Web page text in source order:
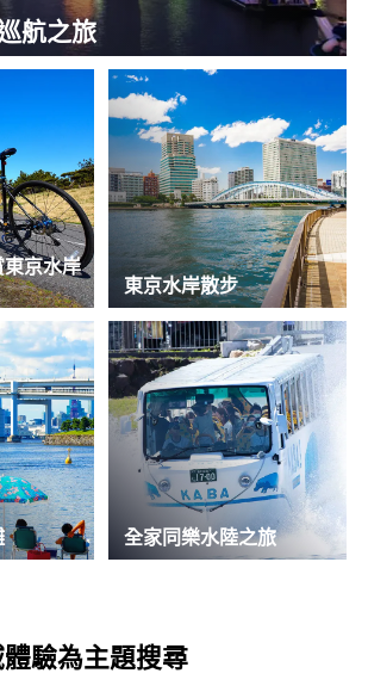
航之旅
京水岸
東京水岸散步
全家同樂水陸之旅
驗為主題搜尋